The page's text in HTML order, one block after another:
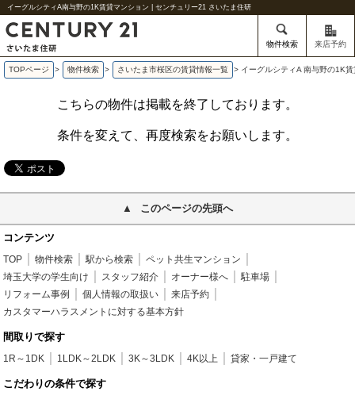
イーグルシティA南与野の1K賃貸マンション | センチュリー21 さいたま住研
物件検索 来店予約
TOPページ > 物件検索 > さいたま市桜区の賃貸情報一覧 > イーグルシティA 南与野の1K
こちらの物件は掲載を終了しております。
条件を変えて、再度検索をお願いします。
このページの先頭へ
コンテンツ
TOP 物件検索 駅から検索
ペット共生マンション
埼玉大学の学生向け
スタッフ紹介 オーナー様へ
駐車場
リフォーム事例
個人情報の取扱い
来店予約
カスタマーハラスメントに対する基本方針
間取りで探す
1R～1DK 1LDK～2LDK 3K～3LDK 4K以上 貸家・一戸建て
こだわりの条件で探す